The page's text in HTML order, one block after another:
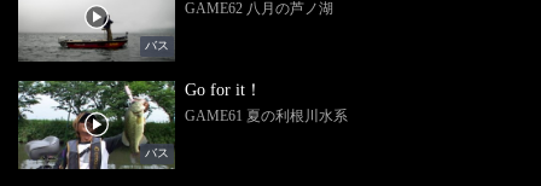
バス
GAME62 八月の芦ノ湖
バス
Go for it！
GAME61 夏の利根川水系